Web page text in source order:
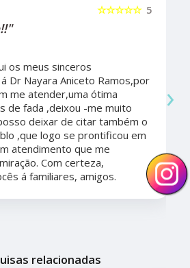
5
☆☆☆☆☆
os meus sinceros
Dr Nayara Aniceto Ramos,por
me atender,uma ótima
de fada ,deixou -me muito
deixar de citar também o
,que logo se prontificou em
atendimento que me
Com certeza,
á familiares, amigos.
›
relacionadas